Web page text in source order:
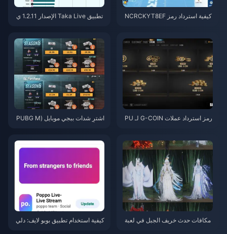
كيفية استرداد رمز NCRCKYT8EF
تطبيق Taka Live الإصدار 1.2.11 ي
رمز استرداد عملات G-COIN لـ PU
ستحق العناء حقًا؟
اشترِ شدات ببجي موبايل (PUBG M
الحزم، والشحن الآمن
مکافات حدث خريف الجبل في لعبة
كيفية استخدام تطبيق بوبو لايف: دلي